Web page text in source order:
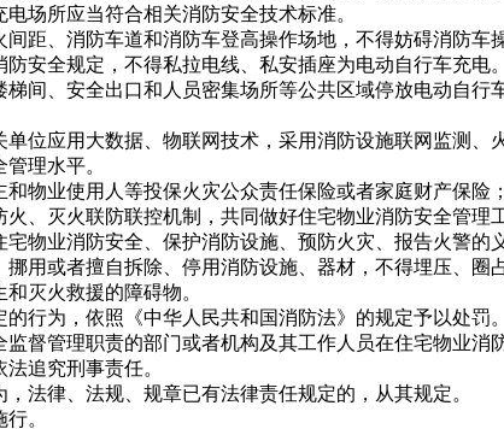
场所应当符合相关消防安全技术标准。
距、消防车道和消防车登高操作场地，不得妨碍消防车
安全规定，不得私拉电线、私安插座为电动自行车充电。
间、安全出口和人员密集场所等公共区域停放电动自
位应用大数据、物联网技术，采用消防设施联网监测
理水平。
物业使用人等投保火灾公众责任保险或者家庭财产保险
、灭火联防联控机制，共同做好住宅物业消防安全管理工
物业消防安全、保护消防设施、预防火灾、报告火警的
用或者擅自拆除、停用消防设施、器材，不得埋压、
灭火救援的障碍物。
行为，依照《中华人民共和国消防法》的规定予以处罚。
督管理职责的部门或者机构及其工作人员在住宅物业
追究刑事责任。
法律、法规、规章已有法律责任规定的，从其规定。
。